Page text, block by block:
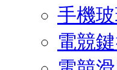
手機
電競